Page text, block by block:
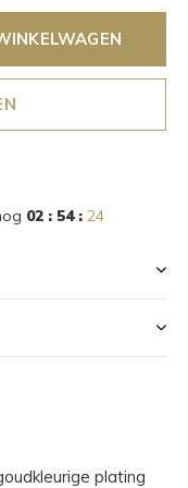
02 : 54 : 24
plating